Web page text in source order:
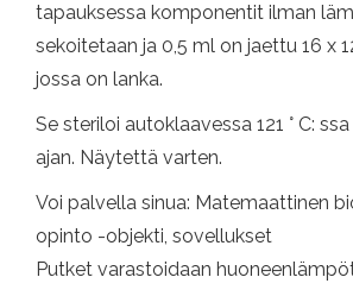
tapauksessa komponentit ilman
sekoitetaan ja 0,5 ml on jaettu 16 x
jossa on lanka.
Se steriloi autoklaavessa 121 ° C:
ajan. Näytettä varten.
Voi palvella sinua: Matemaattinen
opinto -objekti, sovellukset
Putket varastoidaan